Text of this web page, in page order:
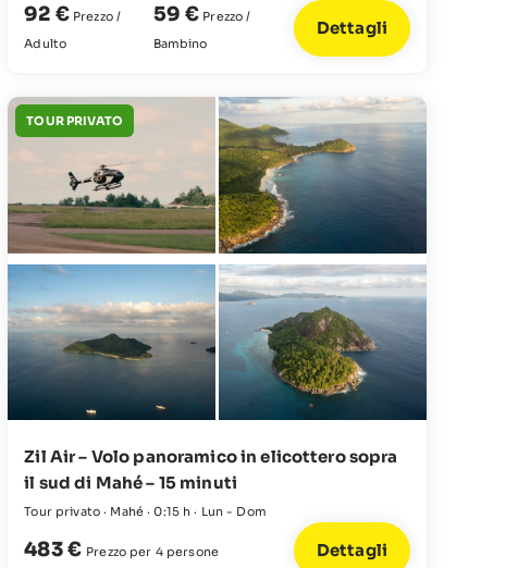
92 € Prezzo /
Adulto
59 € Prezzo /
Bambino
Dettagli
TOUR PRIVATO
Zil Air – Volo panoramico in elicottero sopra
il sud di Mahé – 15 minuti
Tour privato · Mahé · 0:15 h · Lun - Dom
483 € Prezzo per 4 persone Dettagli